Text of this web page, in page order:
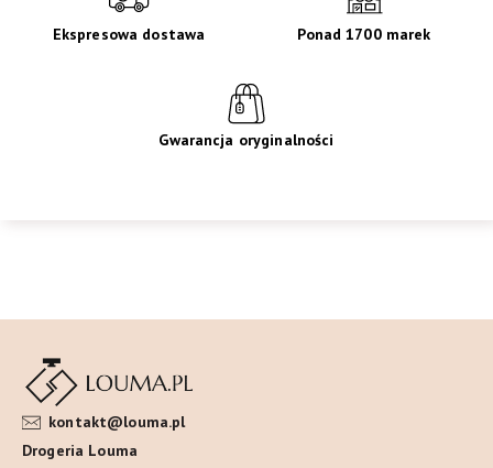
Ekspresowa dostawa Ponad 1700 marek
Gwarancja oryginalności
kontakt@louma.pl
Drogeria Louma